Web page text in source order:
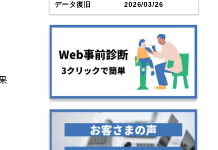
データ復旧 2026/03/26